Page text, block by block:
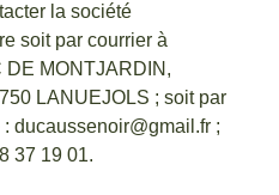
la société
soit par courrier à
DE MONTJARDIN,
LANUEJOLS ; soit par
ducaussenoir@gmail.fr ;
37 19 01.